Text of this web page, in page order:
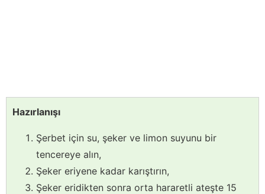
Hazırlanışı
Şerbet için su, şeker ve limon suyunu bir
tencereye alın,
Şeker eriyene kadar karıştırın,
Şeker eridikten sonra orta hararetli ateşte 15